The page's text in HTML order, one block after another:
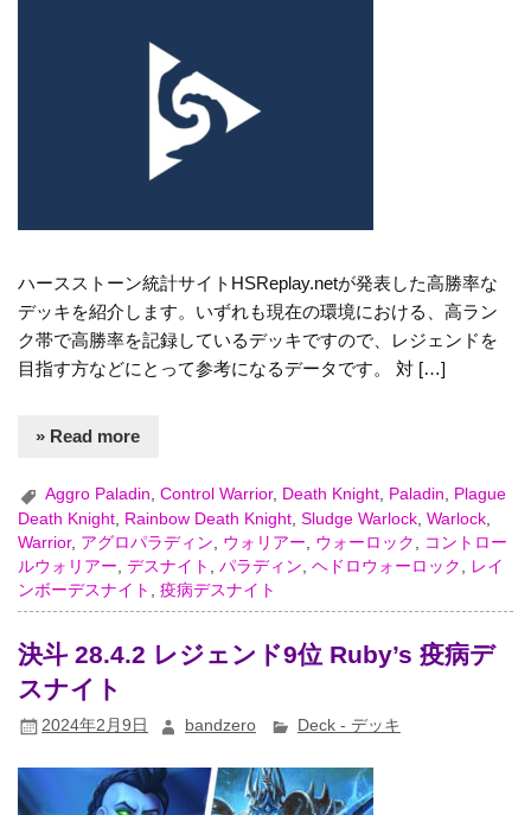
ハースストーン統計サイトHSReplay.netが発表した高勝率な
デッキを紹介します。いずれも現在の環境における、高ラン
ク帯で高勝率を記録しているデッキですので、レジェンドを
目指す方などにとって参考になるデータです。 対 […]
» Read more
Aggro Paladin,Control Warrior, Death Knight, Paladin, Plague
Death Knight Rainbow Death Knight ,Sludge Warlock ,Warlock
Warrior, アグロパラディン ウォリアー ウォーロック
コントロー
ルウォリアー ,デスナイト ,パラディン ,ヘドロウォーロック
レイ
ンボーデスナイト
,疫病デスナイト
決斗 28.4.2 レジェンド9位 Ruby’s 疫病デ
スナイト
2024年2月9日 bandzero Deck - デッキ